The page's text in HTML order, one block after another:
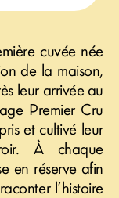
cuvée née
de la maison,
leur arrivée au
Premier Cru
et cultivé leur
À chaque
en réserve afin
l’histoire